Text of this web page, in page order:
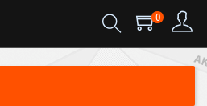
0